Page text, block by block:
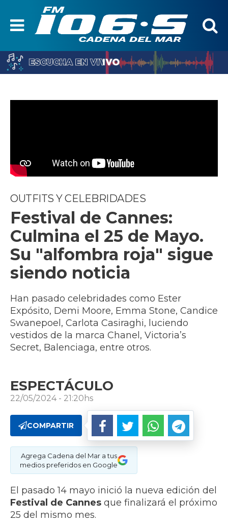
OUTFITS Y CELEBRIDADES
Festival de Cannes:
Culmina el 25 de Mayo.
Su "alfombra roja" sigue
siendo noticia
Han pasado celebridades como Ester
Expósito, Demi Moore, Emma Stone, Candice
Swanepoel, Carlota Casiraghi, luciendo
vestidos de la marca Chanel, Victoria’s
Secret, Balenciaga, entre otros.
ESPECTÁCULO
22/05/2024 - 21:20hs
COMPARTIR
Agrega Cadena del Mar a tus
medios preferidos en Google
El pasado 14 mayo inició la nueva edición del
Festival de Cannes que finalizará el próximo
25 del mismo mes.